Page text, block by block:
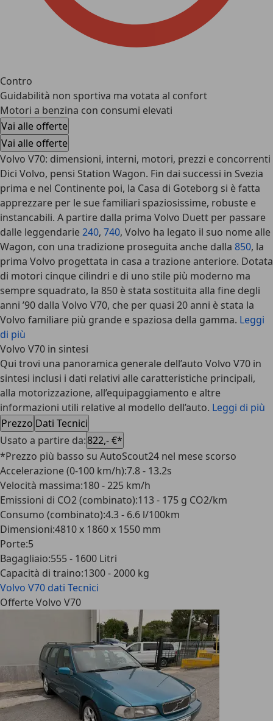
Contro
Guidabilità non sportiva ma votata al confort
Motori a benzina con consumi elevati
Vai alle offerte
Vai alle offerte
Volvo V70: dimensioni, interni, motori, prezzi e concorrenti
Dici Volvo, pensi Station Wagon. Fin dai successi in Svezia
prima e nel Continente poi, la Casa di Goteborg si è fatta
apprezzare per le sue familiari spaziosissime, robuste e
instancabili. A partire dalla prima Volvo Duett per passare
dalle leggendarie240, 740, Volvo ha legato il suo nome alle
Wagon, con una tradizione proseguita anche dalla 850, la
prima Volvo progettata in casa a trazione anteriore. Dotata
di motori cinque cilindri e di uno stile più moderno ma
sempre squadrato, la 850 è stata sostituita alla fine degli
anni ’90 dalla Volvo V70, che per quasi 20 anni è stata la
Volvo familiare più grande e spaziosa della gamma. Leggi
di più
Volvo V70 in sintesi
Qui trovi una panoramica generale dell’auto Volvo V70 in
sintesi inclusi i dati relativi alle caratteristiche principali,
alla motorizzazione, all’equipaggiamento e altre
informazioni utili relative al modello dell’auto. Leggi di più
Prezzo Dati Tecnici
Usato a partire da:822,- €*
*Prezzo più basso su AutoScout24 nel mese scorso
Accelerazione (0-100 km/h):7.8 - 13.2s
Velocità massima:180 - 225 km/h
Emissioni di CO2 (combinato):113 - 175 g CO2/km
Consumo (combinato):4.3 - 6.6 l/100km
Dimensioni:4810 x 1860 x 1550 mm
Porte:5
Bagagliaio:555 - 1600 Litri
Capacità di traino:1300 - 2000 kg
Volvo V70 dati Tecnici
Offerte Volvo V70